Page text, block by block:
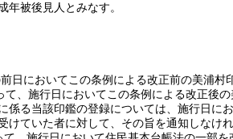
被後見人とみなす。
日においてこの条例による改正前の美浦
て、施行日においてこの条例による改正後
る当該印鑑の登録については、施行日に
ていた者に対して、その旨を通知しなけれ